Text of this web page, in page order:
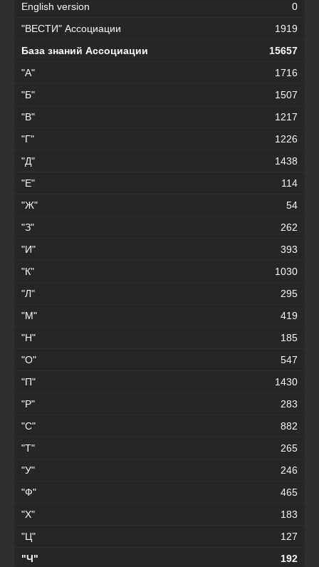
English version
0
"ВЕСТИ" Ассоциации
1919
База знаний Ассоциации
15657
"А"
1716
"Б"
1507
"В"
1217
"Г"
1226
"Д"
1438
"Е"
114
"Ж"
54
"З"
262
"И"
393
"К"
1030
"Л"
295
"М"
419
"Н"
185
"О"
547
"П"
1430
"Р"
283
"С"
882
"Т"
265
"У"
246
"Ф"
465
"Х"
183
"Ц"
127
"Ч"
192